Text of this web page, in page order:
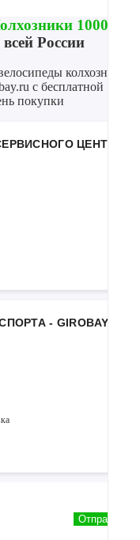
1000W
России
колхозники
с бесплатной
покупки
ЦЕНТРА
- GIROBAY
Отправить